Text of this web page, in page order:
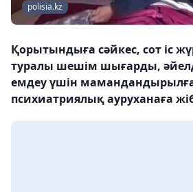
polisia.kz
Қорытындыға сәйкес, сот іс
туралы шешім шығарды,
емдеу үшін
психиатриялық ауруханаға